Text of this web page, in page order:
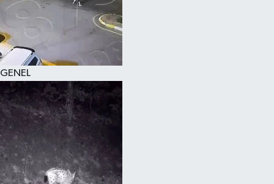
GENEL
KÜLTÜR SANAT
MAGAZİN
SAĞLIK
SİYASET
SPOR
TEKNOLOJİ